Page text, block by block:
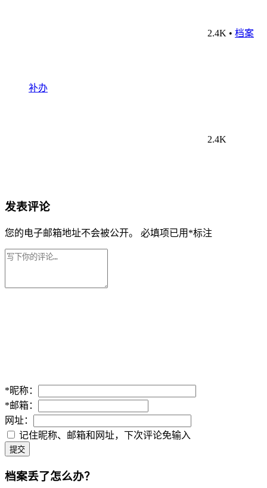
2.4K • 档案
补办
2.4K
发表评论
您的电子邮箱地址不会被公开。 必填项已用 *标注
*昵称：
*邮箱：
网址：
记住昵称、邮箱和网址，下次评论免输入
提交
档案丢了怎么办？